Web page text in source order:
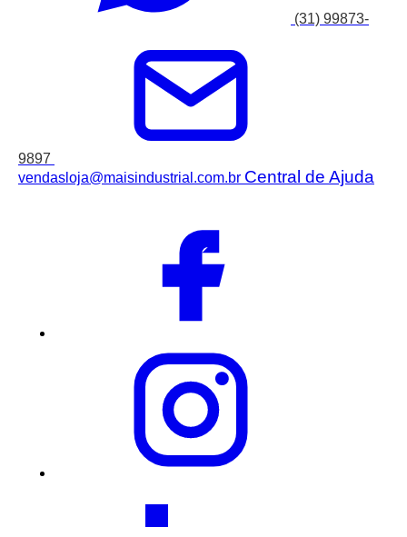
(31) 99873-
9897
vendasloja@maisindustrial.com.br Central de Ajuda